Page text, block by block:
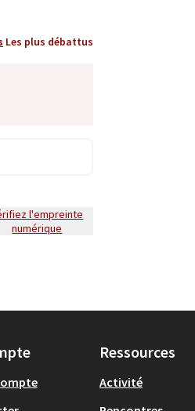
Les plus débattus
numérique
Ressources
Activité